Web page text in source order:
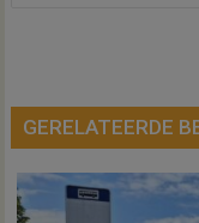
GERELATEERDE